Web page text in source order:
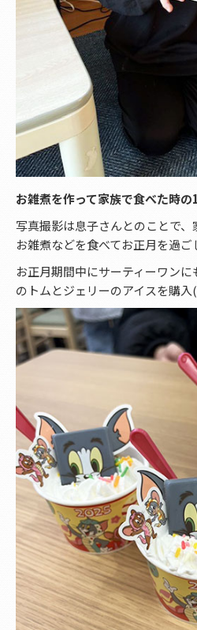
お雑煮を作って家族で食べた時
写真撮影は息子さんとのことで
お雑煮などを食べてお正月を過
お正月期間中にサーティーワン
のトムとジェリーのアイスを購